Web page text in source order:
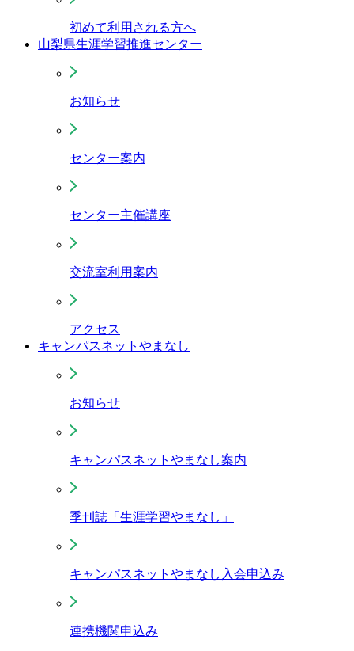
初めて利用される方へ
山梨県生涯学習推進センター
お知らせ
センター案内
センター主催講座
交流室利用案内
アクセス
キャンパスネットやまなし
お知らせ
キャンパスネットやまなし案内
季刊誌「生涯学習やまなし」
キャンパスネットやまなし入会申込み
連携機関申込み